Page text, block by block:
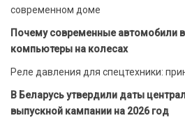
современном доме
Почему современные автомобили
компьютеры на колесах
Реле давления для спецтехники:
В Беларусь утвердили даты
выпускной кампании на 2026 год